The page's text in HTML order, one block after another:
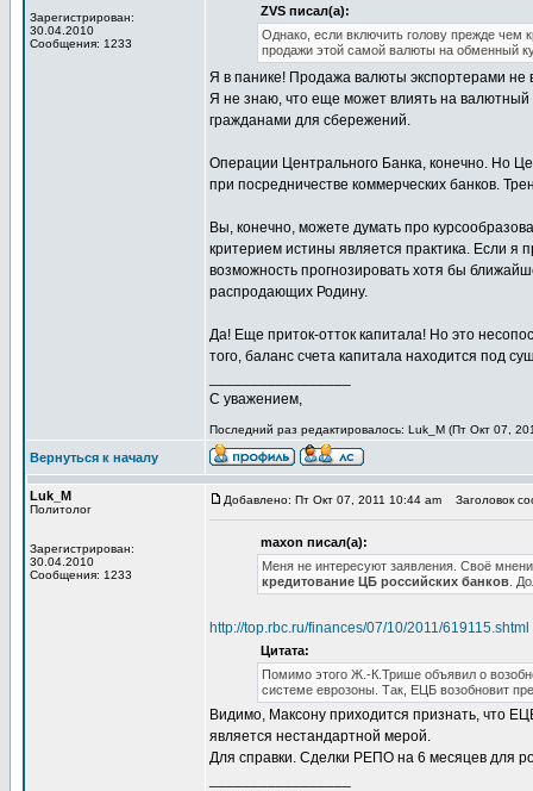
Зарегистрирован:
30.04.2010
Сообщения: 1233
ZVS писал(а):
Однако, если включить голову прежде чем
продажи этой самой валюты на обменный
Я в панике! Продажа валюты экспортерами не
Я не знаю, что еще может влиять на
гражданами для сбережений.
Операции Центрального Банка, конечно. Но
при посредничестве коммерческих банков.
Вы, конечно, можете думать про
критерием истины является практика. Если я
возможность прогнозировать хотя бы
распродающих Родину.
Да! Еще приток-отток капитала! Но это
того, баланс счета капитала находится под
С уважением,
Последний раз редактировалось: Luk_M (Пт Окт 07,
Вернуться к началу
Luk_M
Политолог
Зарегистрирован:
30.04.2010
Сообщения: 1233
Добавлено: Пт Окт 07, 2011 10:44 am Заголовок
maxon писал(а):
Меня не интересуют заявления. Своё
кредитование ЦБ российских банков .
http://top.rbc.ru/finances/07/10/2011/619115.shtml
Цитата:
Помимо этого Ж.-К.Трише объявил о
системе еврозоны. Так, ЕЦБ возобновит
Видимо, Максону приходится признать, что
является нестандартной мерой.
Для справки. Сделки РЕПО на 6 месяцев для